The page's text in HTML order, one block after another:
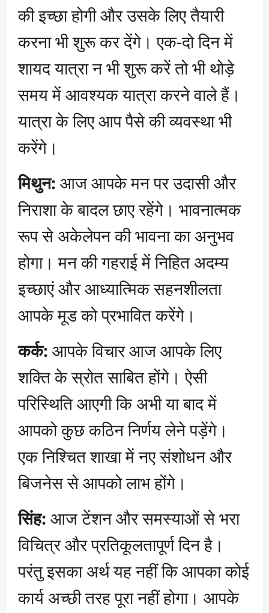
की इच्छा होगी और उसके लिए तैयारी
करना भी शुरू कर देंगे। एक-दो दिन में
शायद यात्रा न भी शुरू करें तो भी थोड़े
समय में आवश्यक यात्रा करने वाले हैं।
यात्रा के लिए आप पैसे की व्यवस्था भी
करेंगे।
मिथुन: आज आपके मन पर उदासी और
निराशा के बादल छाए रहेंगे। भावनात्मक
रूप से अकेलेपन की भावना का अनुभव
होगा। मन की गहराई में निहित अदम्य
इच्छाएं और आध्यात्मिक सहनशीलता
आपके मूड को प्रभावित करेंगे।
कर्क: आपके विचार आज आपके लिए
शक्ति के स्रोत साबित होंगे। ऐसी
परिस्थिति आएगी कि अभी या बाद में
आपको कुछ कठिन निर्णय लेने पड़ेंगे।
एक निश्चित शाखा में नए संशोधन और
बिजनेस से आपको लाभ होंगे।
सिंह: आज टेंशन और समस्याओं से भरा
विचित्र और प्रतिकूलतापूर्ण दिन है।
परंतु इसका अर्थ यह नहीं कि आपका कोई
कार्य अच्छी तरह पूरा नहीं होगा। आपके